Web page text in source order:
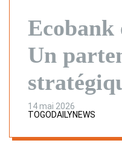
Ecobank
Un
14 mai 2026
TOGODAILYNEWS